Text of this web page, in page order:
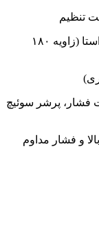
ورودی و خروجی هم‌راستا (زاویه ۱۸۰
فشار، پرشر سوئیچ
و فشار مداوم